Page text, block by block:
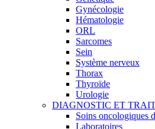
Gynécologie
Hématologie
ORL
Sarcomes
Sein
Système nerveux
Thorax
Thyroïde
Urologie
DIAGNOSTIC ET
Soins oncologiques
Laboratoires